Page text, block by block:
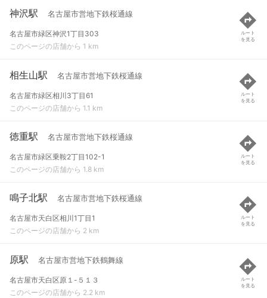
神沢駅 名古屋市営地下鉄桜通線
名古屋市緑区神沢1丁目303
このページの店舗から 1 km
ルート
を見る
相生山駅 名古屋市営地下鉄桜通線
名古屋市緑区相川3丁目61
このページの店舗から 1.1 km
ルート
を見る
徳重駅 名古屋市営地下鉄桜通線
名古屋市緑区乗鞍2丁目102-1
このページの店舗から 1.8 km
ルート
を見る
鳴子北駅 名古屋市営地下鉄桜通線
名古屋市天白区相川1丁目1
このページの店舗から 2 km
ルート
を見る
原駅 名古屋市営地下鉄鶴舞線
名古屋市天白区原１-５１３
このページの店舗から 2.2 km
ルート
を見る